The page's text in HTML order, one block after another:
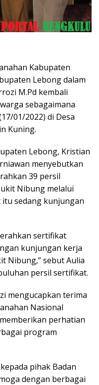
Kabupaten
Lebong dalam
M.Pd kembali
sebagaimana
01/2022) di Desa
Kuning.
Lebong, Kristian
menyebutkan
39 persil
Nibung melalui
sedang kunjungan
sertifikat
kunjungan kerja
Nibung,” sebut Aulia
persil sertifikat.
mengucapkan terima
Nasional
perhatian
program
pihak Badan
dengan berbagai